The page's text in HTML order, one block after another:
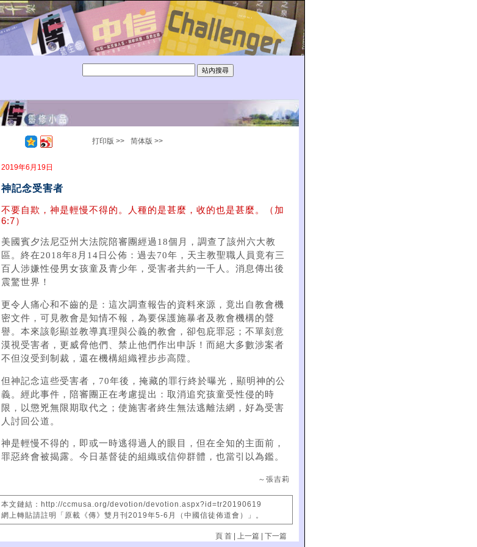
打印版 >> 简体版 >>
2019年6月19日
神記念受害者
不要自欺，神是輕慢不得的。人種的是甚麼，收的也是甚麼。（加
6:7）
美國賓夕法尼亞州大法院陪審團經過18個月，調查了該州六大教
區。終在2018年8月14日公佈：過去70年，天主教聖職人員竟有三
百人涉嫌性侵男女孩童及青少年，受害者共約一千人。消息傳出後
震驚世界！
更令人痛心和不齒的是：這次調查報告的資料來源，竟出自教會機
密文件，可見教會是知情不報，為要保護施暴者及教會機構的聲
譽。本來該彰顯並教導真理與公義的教會，卻包庇罪惡；不單刻意
漠視受害者，更威脅他們、禁止他們作出申訴！而絕大多數涉案者
不但沒受到制裁，還在機構組織裡步步高陞。
但神記念這些受害者，70年後，掩藏的罪行終於曝光，顯明神的公
義。經此事件，陪審團正在考慮提出：取消追究孩童受性侵的時
限，以懲兇無限期取代之；使施害者終生無法逃離法網，好為受害
人討回公道。
神是輕慢不得的，即或一時逃得過人的眼目，但在全知的主面前，
罪惡終會被揭露。今日基督徒的組織或信仰群體，也當引以為鑑。
～張吉莉
本文鏈結：http://ccmusa.org/devotion/devotion.aspx?id=tr20190619
網上轉貼請註明「原載《傳》雙月刊2019年5-6月（中國信徒佈道會）」。
頁 首 |上一篇 |下一篇